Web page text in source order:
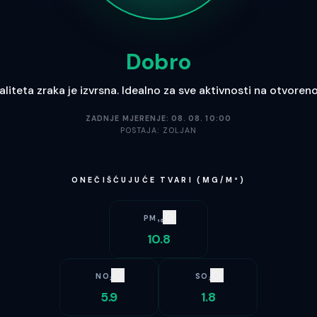
Dobro
zraka je izvrsna. Idealno za sve aktivnosti na
ZADNJE MJERENJE:08. 08. 10:00
POSTAJA: ZOLJAN
ONEČIŠĆUJUĆE TVARI (ΜG/M³)
PM₁₀
10.8
NO₂
5.9
SO₂
1.8